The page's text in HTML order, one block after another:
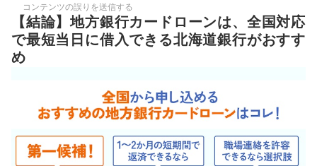
コンテンツの誤りを送信する
【結論】地方銀行カードローンは、全国対応
で最短当日に借入できる北海道銀行がおすす
め